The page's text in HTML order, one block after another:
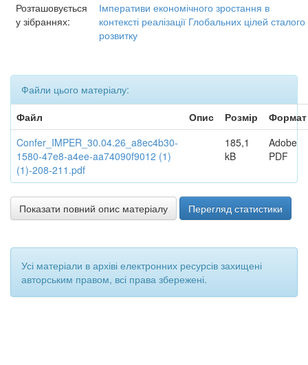
Розташовується
у зібраннях:
Імперативи економічного зростання в
контексті реалізації Глобальних цілей сталого
розвитку
Файли цього матеріалу:
Файл
Опис Розмір
Формат
Confer_IMPER_30.04.26_a8ec4b30-
1580-47e8-a4ee-aa74090f9012 (1)
(1)-208-211.pdf
185,1
kB
Adobe
PDF
Показати повний опис матеріалу Перегляд статистики
Усі матеріали в архіві електронних ресурсів захищені
авторським правом, всі права збережені.